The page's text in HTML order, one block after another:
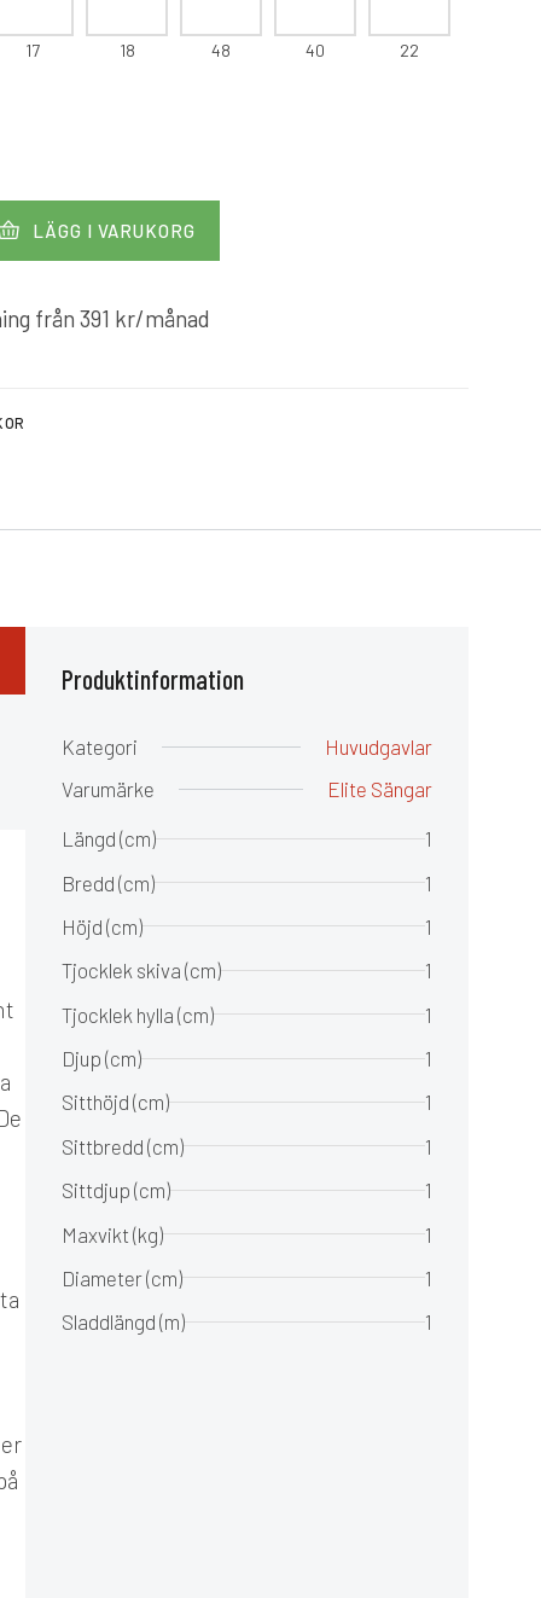
17 18 48 40 22
LÄGG I VARUKORG
från391 kr/månad
Produktinformation
Kategori
Huvudgavlar
Varumärke
Elite Sängar
Längd (cm)
1
Bredd (cm)
1
Höjd (cm)
1
Tjocklek skiva (cm)
1
Tjocklek hylla (cm)
1
Djup (cm)
1
Sitthöjd (cm)
1
Sittbredd (cm)
1
Sittdjup (cm)
1
Maxvikt (kg)
1
Diameter (cm)
1
Sladdlängd (m)
1